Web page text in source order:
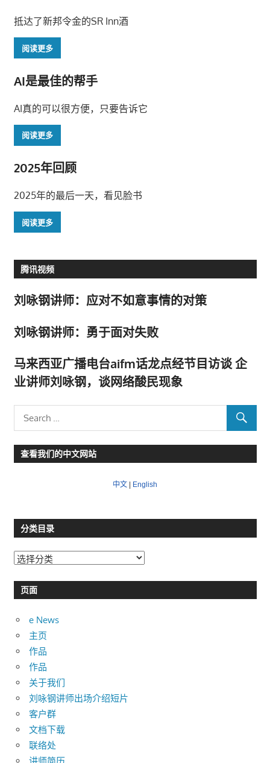
抵达了新邦令金的SR Inn酒
阅读更多
AI是最佳的帮手
AI真的可以很方便，只要告诉它
阅读更多
2025年回顾
2025年的最后一天，看见脸书
阅读更多
腾讯视频
刘咏钢讲师：应对不如意事情的对策
刘咏钢讲师：勇于面对失败
马来西亚广播电台aifm话龙点经节目访谈 企
业讲师刘咏钢，谈网络酸民现象
查看我们的中文网站
中文 English
分类目录
分
目页面
e News
主页
作品
作品
关于我们
刘咏钢讲师出场介绍短片
客户群
文档下载
联络处